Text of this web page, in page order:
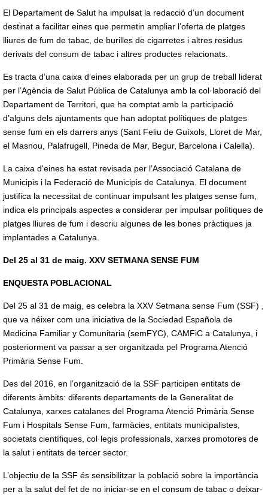
El Departament de Salut ha impulsat la redacció d’un document
destinat a facilitar eines que permetin ampliar l’oferta de platges
lliures de fum de tabac, de burilles de cigarretes i altres residus
derivats del consum de tabac i altres productes relacionats.
Es tracta d’una caixa d’eines elaborada per un grup de treball liderat
per l’Agència de Salut Pública de Catalunya amb la col·laboració del
Departament de Territori, que ha comptat amb la participació
d’alguns dels ajuntaments que han adoptat polítiques de platges
sense fum en els darrers anys (Sant Feliu de Guíxols, Lloret de Mar,
el Masnou, Palafrugell, Pineda de Mar, Begur, Barcelona i Calella).
La caixa d'eines ha estat revisada per l’Associació Catalana de
Municipis i la Federació de Municipis de Catalunya. El document
justifica la necessitat de continuar impulsant les platges sense fum,
indica els principals aspectes a considerar per impulsar polítiques de
platges lliures de fum i descriu algunes de les bones pràctiques ja
implantades a Catalunya.
Del 25 al 31 de maig. XXV SETMANA SENSE FUM
ENQUESTA POBLACIONAL
Del 25 al 31 de maig, es celebra la XXV Setmana sense Fum (SSF) ,
que va néixer com una iniciativa de la Sociedad Española de
Medicina Familiar y Comunitaria (semFYC), CAMFiC a Catalunya, i
posteriorment va passar a ser organitzada pel Programa Atenció
Primària Sense Fum.
Des del 2016, en l’organització de la SSF participen entitats de
diferents àmbits: diferents departaments de la Generalitat de
Catalunya, xarxes catalanes del Programa Atenció Primària Sense
Fum i Hospitals Sense Fum, farmàcies, entitats municipalistes,
societats científiques, col·legis professionals, xarxes promotores de
la salut i entitats de tercer sector.
L’objectiu de la SSF és sensibilitzar la població sobre la importància
per a la salut del fet de no iniciar-se en el consum de tabac o deixar-